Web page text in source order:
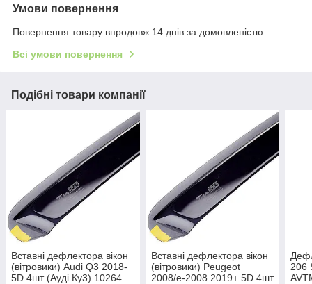
Умови повернення
Повернення товару впродовж 14 днів за домовленістю
Всі умови повернення
Подібні товари компанії
Вставні дефлектора вікон
(вітровики) Audi Q3 2018-
5D 4шт (Ауді Ку3) 10264
Вставні дефлектора вікон
(вітровики) Peugeot
2008/e-2008 2019+ 5D 4шт
206